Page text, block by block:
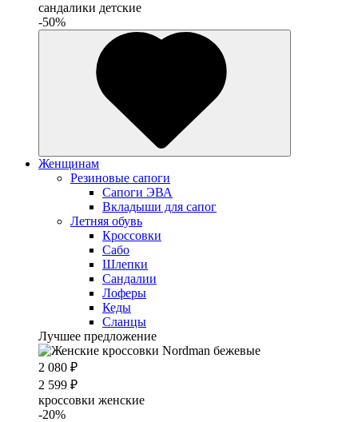
сандалики детские
-50%
Женщинам
Резиновые сапоги
Cапоги ЭВА
Вкладыши для сапог
Летняя обувь
Кроссовки
Сабо
Шлепки
Сандалии
Лоферы
Кеды
Сланцы
Лучшее предложение
2 080 ₽
2 599 ₽
кроссовки женские
-20%